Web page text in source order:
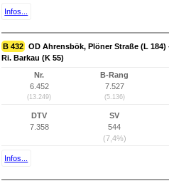
Infos...
B 432 OD Ahrensbök, Plöner Straße (L
Ri. Barkau (K 55)
Nr.
6.452
(13.249)
B-Rang
7.527
(5.136)
DTV
7.358
SV
544
(7,4%)
Infos...